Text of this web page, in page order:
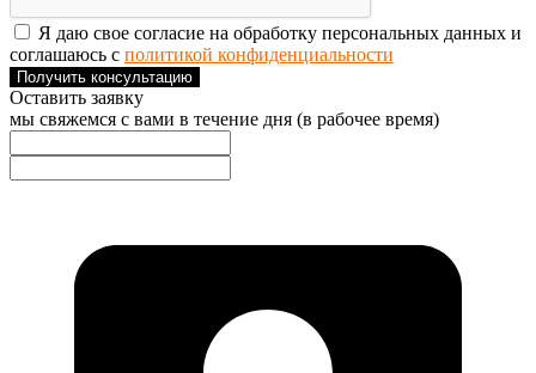
Я даю свое согласие на обработку персональных данных и
соглашаюсь с политикой конфиденциальности
Получить консультацию
Оставить заявку
мы свяжемся с вами в течение дня (в рабочее время)